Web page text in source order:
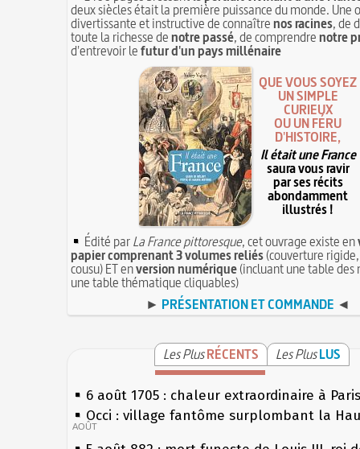
deux siècles était la première puissance du monde. Une
divertissante et instructive de connaîtrenos racines, de
toute la richesse denotre passé, de comprendrenotre
d'entrevoir lefutur d'un pays millénaire
QUE VOUS SOYEZ
UN SIMPLE
CURIEUX
OU UN FÉRU
D'HISTOIRE,
Il était une France
saura vous ravir
par ses récits
abondamment
illustrés !
Édité parLa France pittoresque, cet ouvrage existe en
papier comprenant 3 volumes reliés(couverture
cousu) ET enversion numérique(incluant une table des
une table thématique cliquables)
► PRÉSENTATION ET COMMANDE ◄
Les PlusRÉCENTS Les PlusLUS
6 août 1705 : chaleur extraordinaire à Paris
Occi : village fantôme surplombant la
AOÛT